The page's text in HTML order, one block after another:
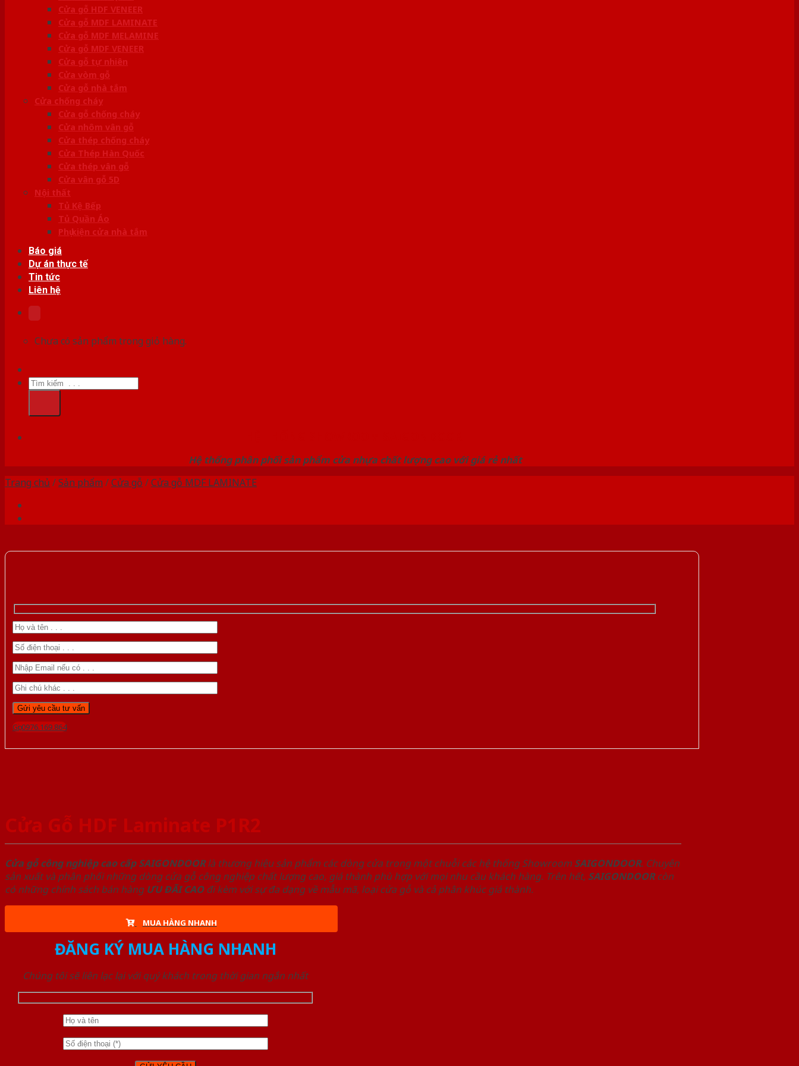
Cửa gỗ HDF VENEER
Cửa gỗ MDF LAMINATE
Cửa gỗ MDF MELAMINE
Cửa gỗ MDF VENEER
Cửa gỗ tự nhiên
Cửa vòm gỗ
Cửa gỗ nhà tắm
Cửa chống cháy
Cửa gỗ chống cháy
Cửa nhôm vân gỗ
Cửa thép chống cháy
Cửa Thép Hàn Quốc
Cửa thép vân gỗ
Cửa vân gỗ 5D
Nội thất
Tủ Kệ Bếp
Tủ Quần Áo
Phụ kiện cửa nhà tắm
Báo giá
Dự án thực tế
Tin tức
Liên hệ
Chưa có sản phẩm trong giỏ hàng.
Tìm
kiếm:
Hệ thống phân phối sản phẩm cửa nhựa chất lượng cao với giá rẻ nhất
Trang chủ /Sản phẩm /Cửa gỗ /Cửa gỗ MDF LAMINATE
Gọi 0976.169.864
Cửa Gỗ HDF Laminate P1R2
Cửa gỗ công nghiệp cao cấp SAIGONDOORlà thương hiệu sản phẩm các dòng cửa trong một chuỗi các hệ thống Showroom SAIGONDOOR. Chuyên
sản xuất và phân phối những dòng cửa gỗ công nghiệp chất lượng cao, giá thành phù hợp với mọi nhu cầu khách hàng. Trên hết, SAIGONDOORcòn
có những chính sách bán hàng ƯU ĐÃI CAOđi kèm với sự đa dạng về mẫu mã, loại cửa gỗ và cả phân khúc giá thành.
MUA HÀNG NHANH
ĐĂNG KÝ MUA HÀNG NHANH
Chúng tôi sẽ liên lạc lại với quý khách trong thời gian ngắn nhất